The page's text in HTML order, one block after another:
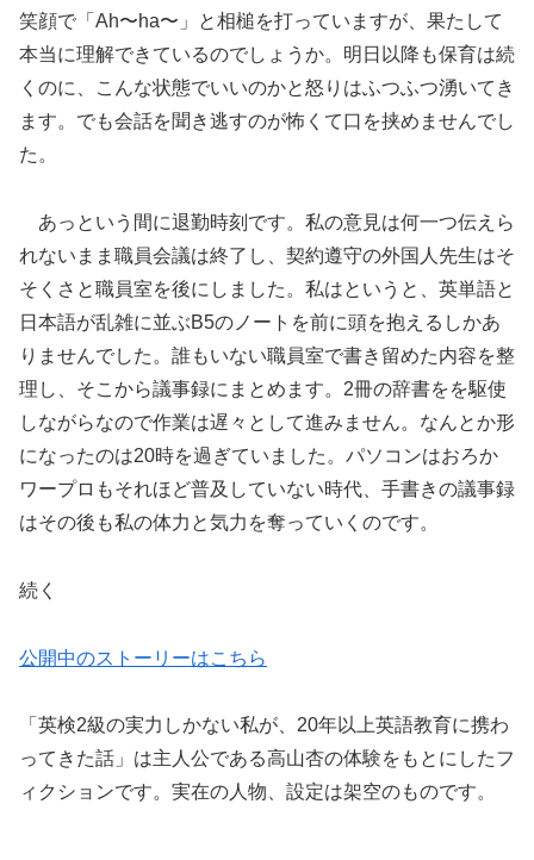
笑顔で「Ah〜ha〜」と相槌を打っていますが、果たして
本当に理解できているのでしょうか。明日以降も保育は続
くのに、こんな状態でいいのかと怒りはふつふつ湧いてき
ます。でも会話を聞き逃すのが怖くて口を挟めませんでし
た。
あっという間に退勤時刻です。私の意見は何一つ伝えら
れないまま職員会議は終了し、契約遵守の外国人先生はそ
そくさと職員室を後にしました。私はというと、英単語と
日本語が乱雑に並ぶB5のノートを前に頭を抱えるしかあ
りませんでした。誰もいない職員室で書き留めた内容を整
理し、そこから議事録にまとめます。2冊の辞書をを駆使
しながらなので作業は遅々として進みません。なんとか形
になったのは20時を過ぎていました。パソコンはおろか
ワープロもそれほど普及していない時代、手書きの議事録
はその後も私の体力と気力を奪っていくのです。
続く
公開中のストーリーはこちら
「英検2級の実力しかない私が、20年以上英語教育に携わ
ってきた話」は主人公である高山杏の体験をもとにしたフ
ィクションです。実在の人物、設定は架空のものです。